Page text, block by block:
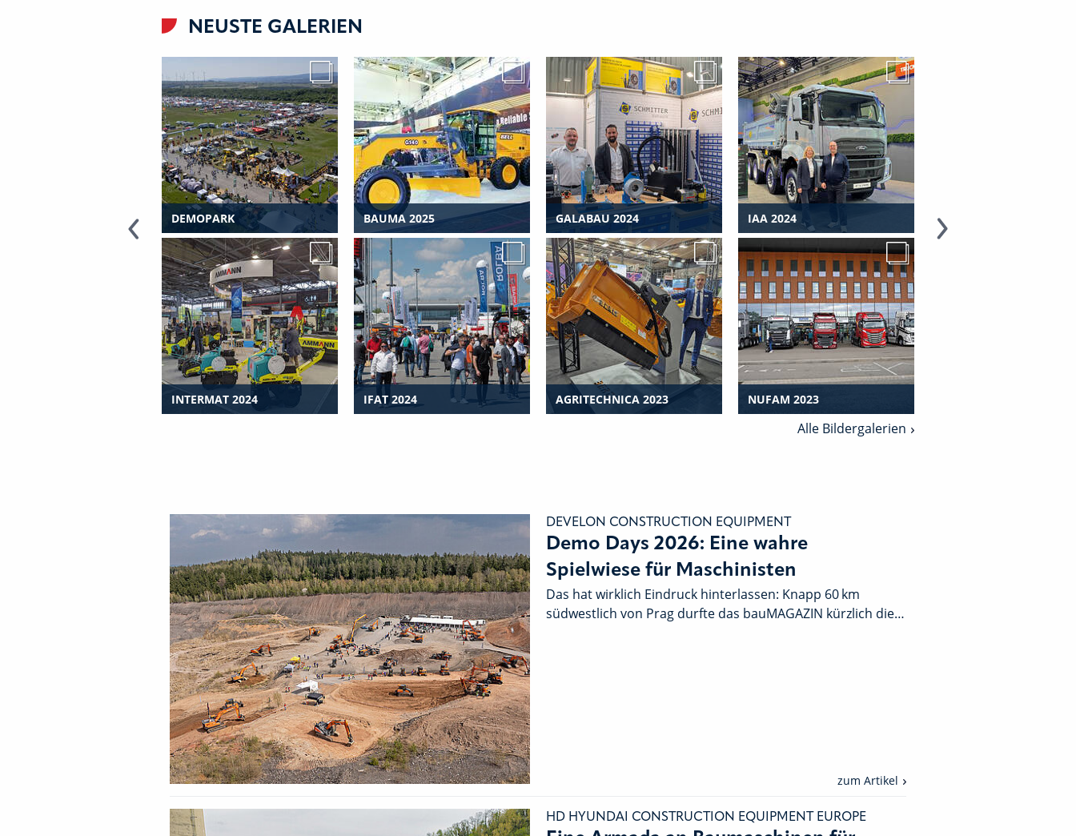
NEUSTE GALERIEN
DEMOPARK BAUMA 2025 GALABAU 2024 IAA 2024
INTERMAT 2024 IFAT 2024 AGRITECHNICA 2023 NUFAM 2023
DEMOPARK 2023
Alle Bildergalerien
DEVELON CONSTRUCTION EQUIPMENT
Demo Days 2026: Eine wahre
Spielwiese für Maschinisten
Das hat wirklich Eindruck hinterlassen: Knapp 60 km
südwestlich von Prag durfte das bauMAGAZIN kürzlich die…
zum Artikel
HD HYUNDAI CONSTRUCTION EQUIPMENT EUROPE